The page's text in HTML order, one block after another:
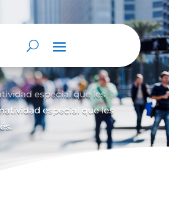
especial que les
especial que les